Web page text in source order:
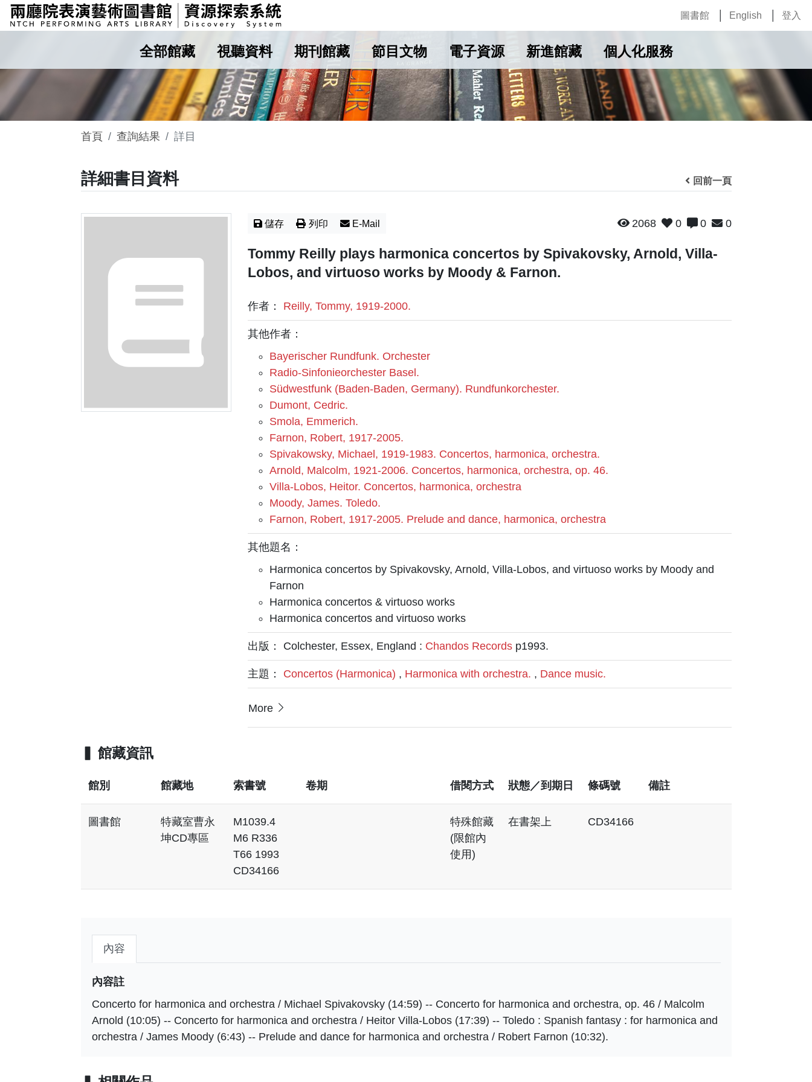
圖書館 English 登入
全部館藏 視聽資料 期刊館藏 節目文物 電子資源 新進館藏 個人化服務
首頁 查詢結果 詳目
詳細書目資料 回前一頁
儲存 列印 E-Mail 2068 0 0 0
Tommy Reilly plays harmonica concertos by Spivakovsky, Arnold, Villa-
Lobos, and virtuoso works by Moody & Farnon.
作者： Reilly, Tommy, 1919-2000.
其他作者：
Bayerischer Rundfunk. Orchester
Radio-Sinfonieorchester Basel.
Südwestfunk (Baden-Baden, Germany). Rundfunkorchester.
Dumont, Cedric.
Smola, Emmerich.
Farnon, Robert, 1917-2005.
Spivakowsky, Michael, 1919-1983. Concertos, harmonica, orchestra.
Arnold, Malcolm, 1921-2006. Concertos, harmonica, orchestra, op. 46.
Villa-Lobos, Heitor. Concertos, harmonica, orchestra
Moody, James. Toledo.
Farnon, Robert, 1917-2005. Prelude and dance, harmonica, orchestra
其他題名：
Harmonica concertos by Spivakovsky, Arnold, Villa-Lobos, and virtuoso works by Moody and
Farnon
Harmonica concertos & virtuoso works
Harmonica concertos and virtuoso works
出版： Colchester, Essex, England : Chandos Recordsp1993.
主題： Concertos (Harmonica) , Harmonica with orchestra. , Dance music.
More
館藏資訊
館別 館藏地 索書號 卷期 借閱方式 狀態／到期日 條碼號 備註
圖書館
特藏室曹永
坤CD專區
M1039.4
M6 R336
T66 1993
CD34166
特殊館藏
(限館內
使用)
在書架上 CD34166
內容
內容註
Concerto for harmonica and orchestra / Michael Spivakovsky (14:59) -- Concerto for harmonica and orchestra, op. 46 / Malcolm
Arnold (10:05) -- Concerto for harmonica and orchestra / Heitor Villa-Lobos (17:39) -- Toledo : Spanish fantasy : for harmonica and
orchestra / James Moody (6:43) -- Prelude and dance for harmonica and orchestra / Robert Farnon (10:32).